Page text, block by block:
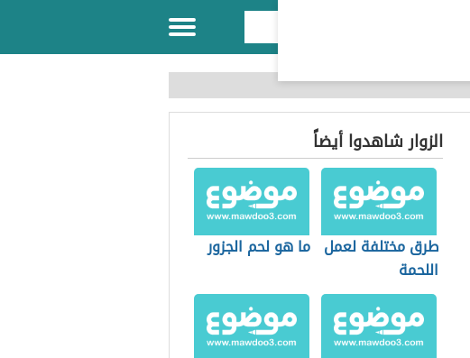
الزوار شاهدوا أيضاً
طرق مختلفة لعمل
اللحمة
ما هو لحم الجزور